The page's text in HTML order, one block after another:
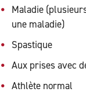
Maladie
une maladie)
Spastique
Aux prises avec
Athlète normal